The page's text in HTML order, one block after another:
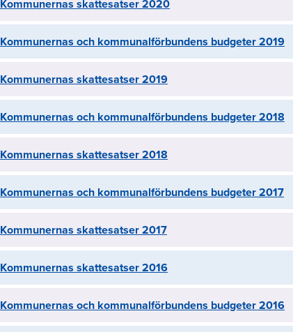
Kommunernas skattesatser 2020
Kommunernas och kommunalförbundens budgeter 2019
Kommunernas skattesatser 2019
Kommunernas och kommunalförbundens budgeter 2018
Kommunernas skattesatser 2018
Kommunernas och kommunalförbundens budgeter 2017
Kommunernas skattesatser 2017
Kommunernas skattesatser 2016
Kommunernas och kommunalförbundens budgeter 2016